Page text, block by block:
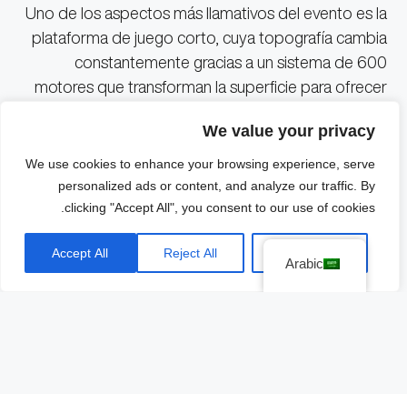
We value your privacy
We use cookies to enhance your browsing experience, serve
personalized ads or content, and analyze our traffic. By
clicking "Accept All", you consent to our use of cookies.
Reject All
Accept All
Uno de los aspectos más llamativos del evento es la
plataforma de juego corto, cuya topografía cambia
constantemente gracias a un sistema de 600
motores que transforman la superficie para ofrecer
enfrentan 15 hoyos, rotando en equipos de tres,
mientras que un cuarto jugador descansa. La
mecánica es sencilla: cada hoyo ganado suma un
punto y, en caso de empate, se realiza un
desempate donde el equipo perdedor también
recibe un punto.
Arabic